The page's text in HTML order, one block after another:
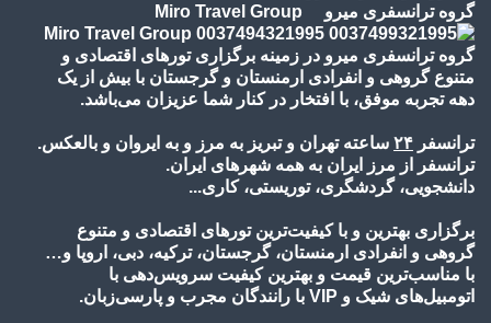
گروه ترانسفری میرو Miro Travel Group
گروه ترانسفری میرو در زمینه برگزاری تورهای اقتصادی و
متنوع گروهی و انفرادی ارمنستان و گرجستان با بیش از یک
دهه تجربه موفق، با افتخار در کنار شما عزیزان می‌باشد.
ترانسفر ۲۴ ساعته تهران و تبریز به مرز و به ایروان و بالعکس.
ترانسفر از مرز ایران به همه شهرهای ایران.
دانشجویی، گردشگری، توریستی، کاری...
برگزاری بهترین و با کیفیت‌ترین تورهای اقتصادی و متنوع
گروهی و انفرادی ارمنستان، گرجستان، ترکیه، دبی، اروپا و…
با مناسب‌ترین قیمت و بهترین کیفیت سرویس‌دهی با
اتومبیل‌های شیک و VIP با رانندگان مجرب و پارسی‌زبان.